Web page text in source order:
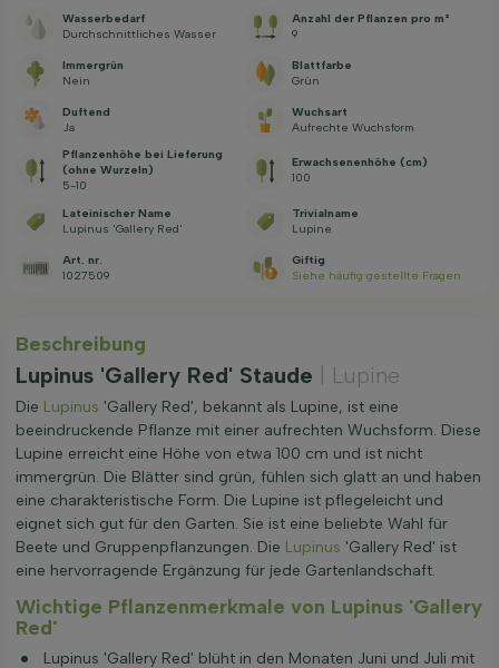
Wasserbedarf
Durchschnittliches Wasser
Anzahl der Pflanzen pro m²
9
Immergrün
Nein
Blattfarbe
Grün
Duftend
Ja
Wuchsart
Aufrechte Wuchsform
Pflanzenhöhe bei Lieferung
(ohne Wurzeln)
5-10
Erwachsenenhöhe (cm)
100
Lateinischer Name
Lupinus 'Gallery Red'
Trivialname
Lupine
Art. nr.
1027509
Giftig
Siehe häufig gestellte Fragen
Beschreibung
Lupinus 'Gallery Red' Staude | Lupine
Die Lupinus 'Gallery Red', bekannt als Lupine, ist eine
beeindruckende Pflanze mit einer aufrechten Wuchsform. Diese
Lupine erreicht eine Höhe von etwa 100 cm und ist nicht
immergrün. Die Blätter sind grün, fühlen sich glatt an und haben
eine charakteristische Form. Die Lupine ist pflegeleicht und
eignet sich gut für den Garten. Sie ist eine beliebte Wahl für
Beete und Gruppenpflanzungen. Die Lupinus 'Gallery Red' ist
eine hervorragende Ergänzung für jede Gartenlandschaft.
Wichtige Pflanzenmerkmale von Lupinus 'Gallery
Red'
Lupinus 'Gallery Red' blüht in den Monaten Juni und Juli mit